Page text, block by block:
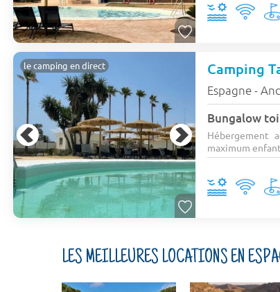
le camping en direct Camping
Espagne -
Bungalow
Hébergement
maximum
LES MEILLEURES LOCATIONS EN